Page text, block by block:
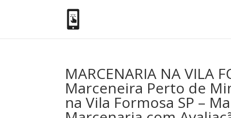
MARCENARIA NA VILA
Marceneira Perto de
na Vila Formosa SP –